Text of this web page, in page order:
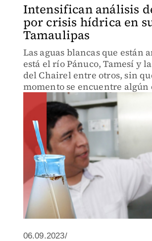
Intensifican análisis
por crisis hídrica en
Tamaulipas
Las aguas blancas que están
está el río Pánuco, Tamesí y
del Chairel entre otros, sin
momento se encuentre algún
patógeno.
06.09.2023/